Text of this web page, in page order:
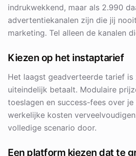
indrukwekkend, maar als 2.990
advertentiekanalen zijn die jij
marketing. Tel alleen de kanalen
Kiezen op het instaptarief
Het laagst geadverteerde tarief is
uiteindelijk betaalt. Modulaire
toeslagen en success-fees over
werkelijke kosten
volledige scenario door.
Een platform kiezen dat te